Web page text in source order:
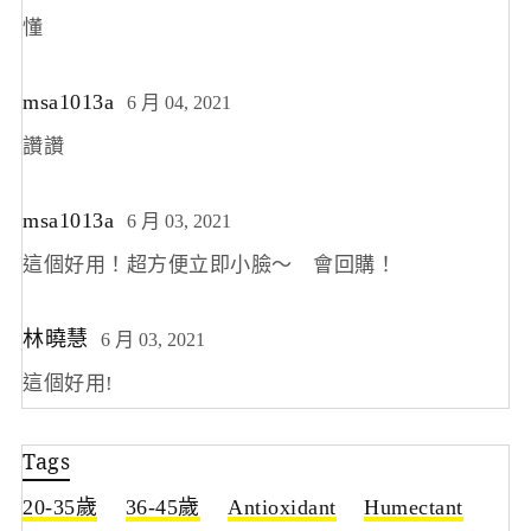
懂
msa1013a 6 月 04, 2021
讚讚
msa1013a 6 月 03, 2021
這個好用！超方便立即小臉～ 會回購！
林曉慧 6 月 03, 2021
這個好用!
Tags
20-35歲 36-45歲 Antioxidant Humectant